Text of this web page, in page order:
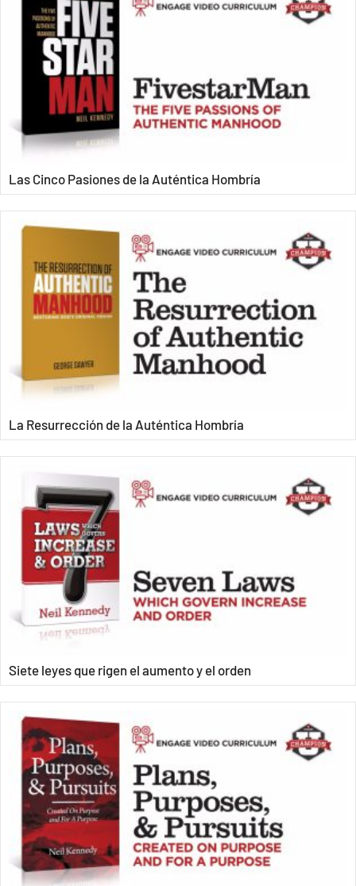
Las Cinco Pasiones de la Auténtica Hombría
La Resurrección de la Auténtica Hombría
Siete leyes que rigen el aumento y el orden